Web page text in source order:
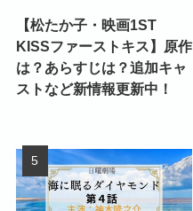
【松たか子・映画1ST
KISSファーストキス】原作
は？あらすじは？追加キャ
ストなど新情報更新中！